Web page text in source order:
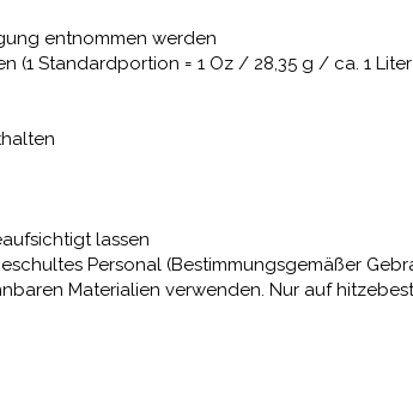
entnommen werden
(1 Standardportion = 1 Oz / 28,35 g / ca. 1
lassen
Personal (Bestimmungsgemäßer
Materialien verwenden. Nur auf